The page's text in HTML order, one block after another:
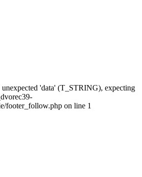
unexpected 'data' (T_STRING), expecting
footer_follow.php on line 1